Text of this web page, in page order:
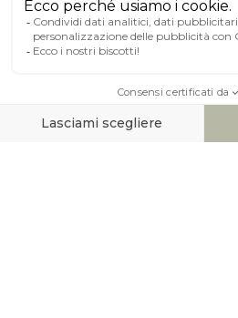
A PROPOSITO DI MILIBOO
AIUTO & CONTATTO